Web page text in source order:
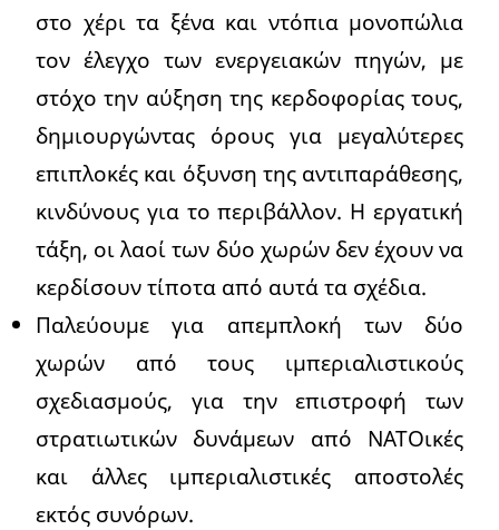
στο χέρι τα ξένα και ντόπια μονοπώλια
τον έλεγχο των ενεργειακών πηγών, με
στόχο την αύξηση της κερδοφορίας τους,
δημιουργώντας όρους για μεγαλύτερες
επιπλοκές και όξυνση της αντιπαράθεσης,
κινδύνους για το περιβάλλον. Η εργατική
τάξη, οι λαοί των δύο χωρών δεν έχουν να
κερδίσουν τίποτα από αυτά τα σχέδια.
Παλεύουμε για απεμπλοκή των δύο
χωρών από τους ιμπεριαλιστικούς
σχεδιασμούς, για την επιστροφή των
στρατιωτικών δυνάμεων από ΝΑΤΟικές
και άλλες ιμπεριαλιστικές αποστολές
εκτός συνόρων.